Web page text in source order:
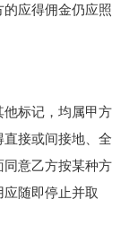
应得佣金仍应照
标记，均属甲方
接或间接地、全
意乙方按某种方
随即停止并取